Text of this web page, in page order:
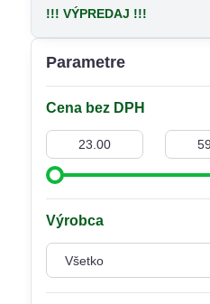
Parametre
Cena bez DPH
Od: Do:
Výrobca
!!! VÝPREDAJ !!!